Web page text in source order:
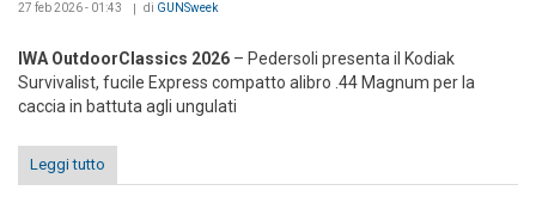
27 feb 2026 - 01:43 di GUNSweek
IWA OutdoorClassics 2026 – Pedersoli presenta il Kodiak
Survivalist, fucile Express compatto alibro .44 Magnum per la
caccia in battuta agli ungulati
Leggi tutto